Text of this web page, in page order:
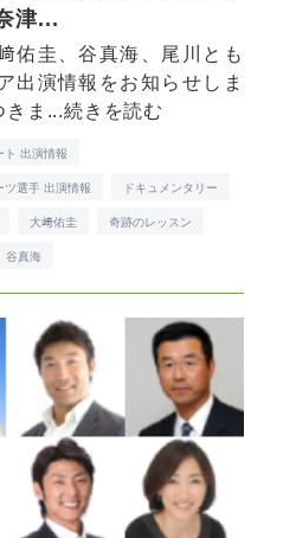
津...
佑圭、谷真海、尾川とも
出演情報をお知らせしま
きま...続きを読む
ト 出演情報
ツ選手 出演情報 ドキュメンタリー
大﨑佑圭 奇跡のレッスン
谷真海